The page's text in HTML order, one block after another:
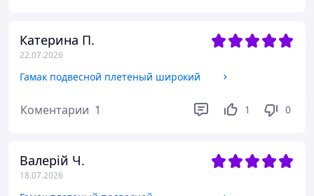
Катерина П.
22.07.2026
Гамак подвесной плетеный широкий
Коментарии 1 1 0
Валерій Ч.
18.07.2026